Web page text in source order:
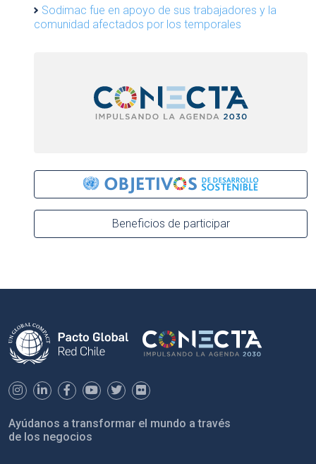
Sodimac fue en apoyo de sus trabajadores y la
comunidad afectados por los temporales
Beneficios de participar
Ayúdanos a transformar el mundo a través
de los negocios